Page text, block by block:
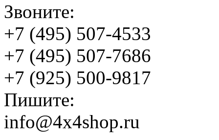
Звоните:
+7 (495) 507-4533
+7 (495) 507-7686
+7 (925) 500-9817
Пишите:
info@4x4shop.ru